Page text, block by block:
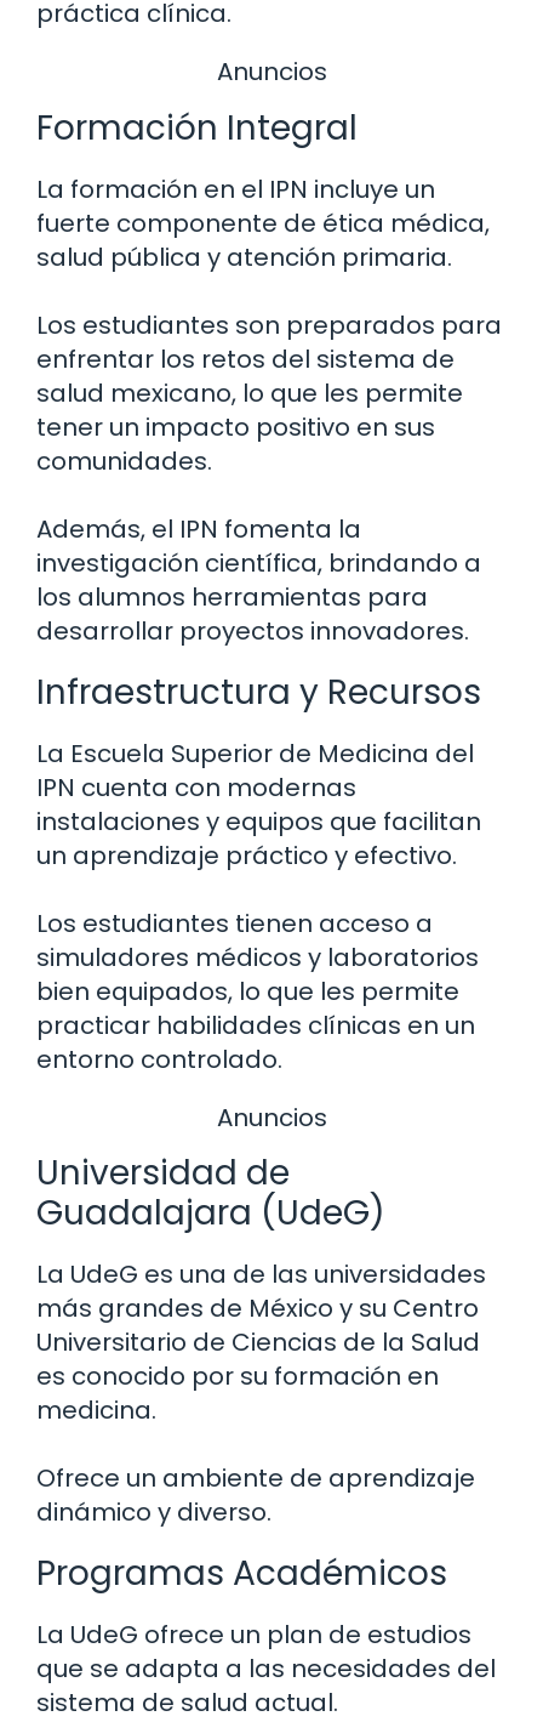
práctica clínica.
Anuncios
Formación Integral
La formación en el IPN incluye un
fuerte componente de ética médica,
salud pública y atención primaria.
Los estudiantes son preparados para
enfrentar los retos del sistema de
salud mexicano, lo que les permite
tener un impacto positivo en sus
comunidades.
Además, el IPN fomenta la
investigación científica, brindando a
los alumnos herramientas para
desarrollar proyectos innovadores.
Infraestructura y Recursos
La Escuela Superior de Medicina del
IPN cuenta con modernas
instalaciones y equipos que facilitan
un aprendizaje práctico y efectivo.
Los estudiantes tienen acceso a
simuladores médicos y laboratorios
bien equipados, lo que les permite
practicar habilidades clínicas en un
entorno controlado.
Anuncios
Universidad de
Guadalajara (UdeG)
La UdeG es una de las universidades
más grandes de México y su Centro
Universitario de Ciencias de la Salud
es conocido por su formación en
medicina.
Ofrece un ambiente de aprendizaje
dinámico y diverso.
Programas Académicos
La UdeG ofrece un plan de estudios
que se adapta a las necesidades del
sistema de salud actual.